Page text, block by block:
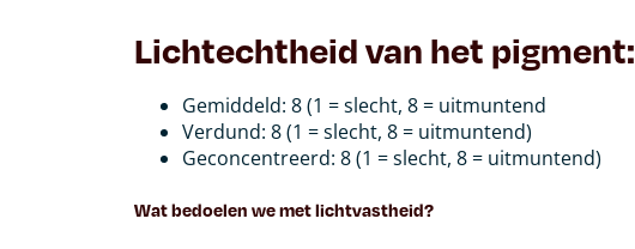
Lichtechtheid van het pigment:
Gemiddeld: 8 (1 = slecht, 8 = uitmuntend
Verdund: 8 (1 = slecht, 8 = uitmuntend)
Geconcentreerd: 8 (1 = slecht, 8 = uitmuntend)
Wat bedoelen we met lichtvastheid?